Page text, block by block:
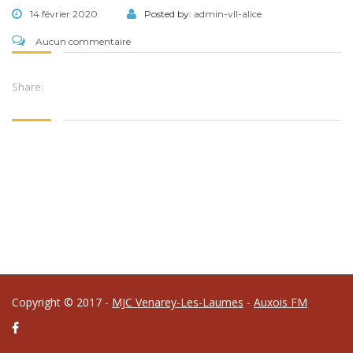
14 février 2020 Posted by: admin-vll-alice
Aucun commentaire
Share:
Copyright © 2017 - MJC Venarey-Les-Laumes - Auxois FM